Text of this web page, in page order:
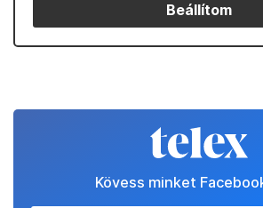
Beállítom
Kövess minket